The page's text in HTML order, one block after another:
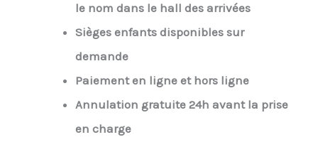
le nom dans le hall des arrivées
Sièges enfants disponibles sur
demande
Paiement en ligne et hors ligne
Annulation gratuite 24h avant la prise
en charge